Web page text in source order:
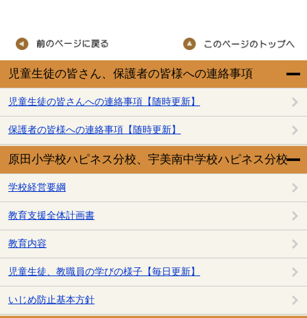
児童生徒の皆さん、保護者の皆様への連絡事項
児童生徒の皆さんへの連絡事項【随時更新】
保護者の皆様への連絡事項【随時更新】
原田小学校ハピネス分校、宇美南中学校ハピネス分校
学校経営要綱
教育支援全体計画書
教育内容
児童生徒、教職員の学びの様子【毎日更新】
いじめ防止基本方針